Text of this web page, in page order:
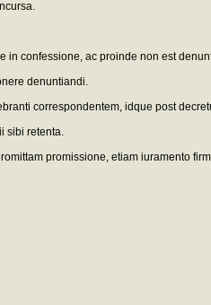
in confessione, ac proinde non est
denuntiandi.
correspondentem, idque post
sibi retenta.
promissione, etiam iuramento